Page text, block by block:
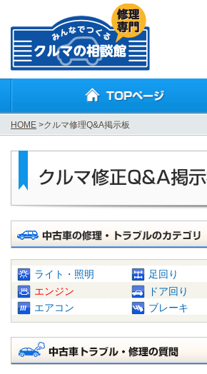
HOME >クルマ修理Q&A掲示板
ライト・照明
エンジン
エアコン
足回り
ドア回り
ブレーキ